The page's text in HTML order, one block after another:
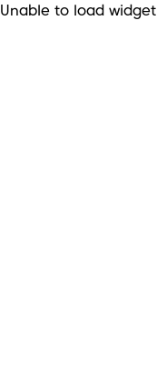
Unable to load widget